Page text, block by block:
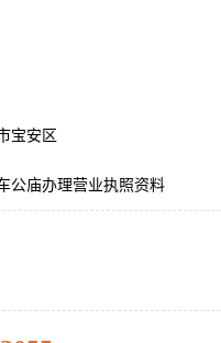
宝安区
公庙办理营业执照资料